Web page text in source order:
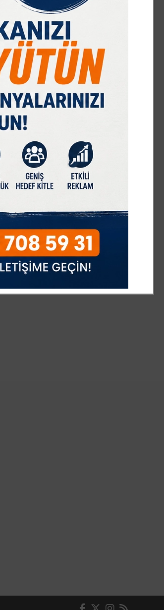
EURO
55,03
% 0,04
GRAM ALTIN
6620,43
% 1,98
% 1,31